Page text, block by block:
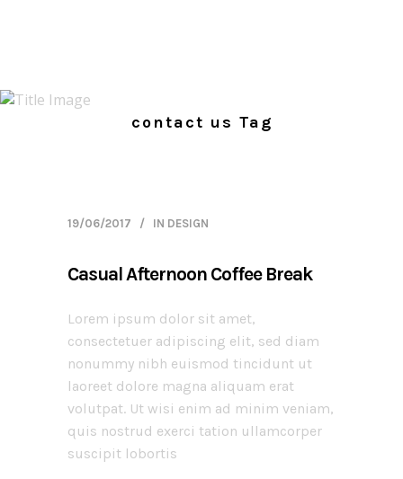
contact us Tag
19/06/2017 IN DESIGN
Casual Afternoon Coffee Break
Lorem ipsum dolor sit amet,
consectetuer adipiscing elit, sed diam
nonummy nibh euismod tincidunt ut
laoreet dolore magna aliquam erat
volutpat. Ut wisi enim ad minim veniam,
quis nostrud exerci tation ullamcorper
suscipit lobortis